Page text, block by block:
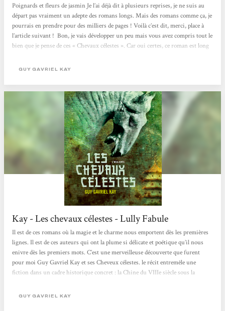
Poignards et fleurs de jasmin Je l’ai déjà dit à plusieurs reprises, je ne suis au
départ pas vraiment un adepte des romans longs. Mais des romans comme ça, je
pourrais en prendre pour des milliers de pages ! Voilà c’est dit, merci, place à
l’article suivant ! Bon, je vais développer un peu mais vous avez compris tout le
bien que je pense de ces « Chevaux célestes ». Car oui certes, ce roman est long
lenteur est belle), ce n’est pas palpitant au sens où il ne faut pas attendre...
GUY GAVRIEL KAY
Kay - Les chevaux célestes - Lully Fabule
Il est de ces romans où la magie et le charme nous emportent dès les premières
lignes. Il est de ces auteurs qui ont la plume si délicate et poétique qu’il nous
enivre dès les premiers mots. C’est une merveilleuse découverte que furent
pour moi Guy Gavriel Kay et ses Cheveux célestes. le récit entremêle une
fiction dans un cadre historique concret : la Chine du VIIIe siècle sous la
foisonne de détails sur la culture, le quotidien et les traditions de cette époque
GUY GAVRIEL KAY